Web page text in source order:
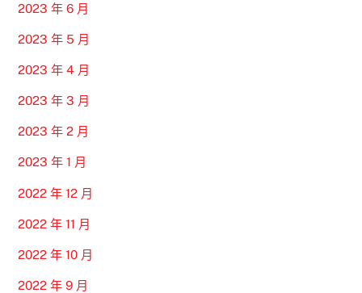
2023 年 6 月
2023 年 5 月
2023 年 4 月
2023 年 3 月
2023 年 2 月
2023 年 1 月
2022 年 12 月
2022 年 11 月
2022 年 10 月
2022 年 9 月